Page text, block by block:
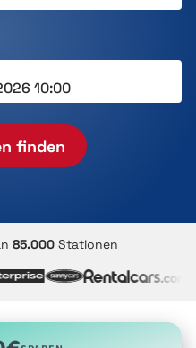
finden
85.000 Stationen